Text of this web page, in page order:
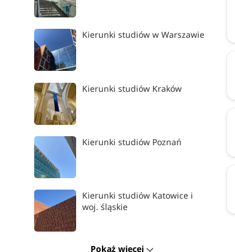
Kierunki studiów w Warszawie
Kierunki studiów Kraków
Kierunki studiów Poznań
Kierunki studiów Katowice i
woj. śląskie
Pokaż więcej